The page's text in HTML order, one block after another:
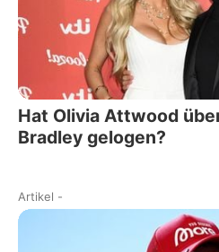
Hat Olivia Attwood
Bradley gelogen?
Artikel -